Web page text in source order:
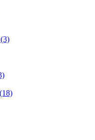
(3)
(18)